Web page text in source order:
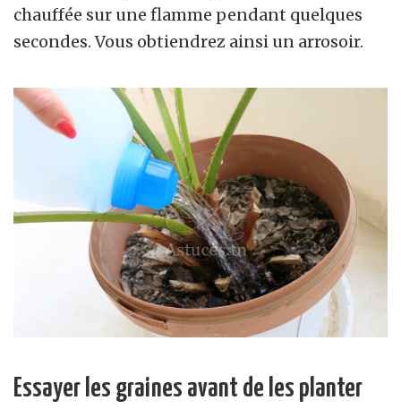
chauffée sur une flamme pendant quelques
secondes. Vous obtiendrez ainsi un arrosoir.
Essayer les graines avant de les planter